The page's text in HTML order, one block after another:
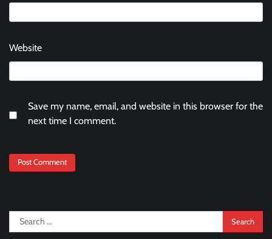
Website
Save my name, email, and website in this browser for the
next time I comment.
Search
for: